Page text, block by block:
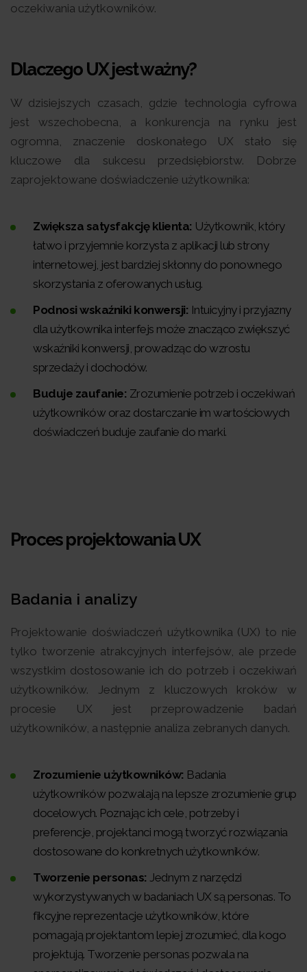
oczekiwania użytkowników.
Dlaczego UX jest ważny?
W dzisiejszych czasach, gdzie technologia cyfrowa
jest wszechobecna, a konkurencja na rynku jest
ogromna, znaczenie doskonałego UX stało się
kluczowe dla sukcesu przedsiębiorstw. Dobrze
zaprojektowane doświadczenie użytkownika:
Zwiększa satysfakcję klienta: Użytkownik, który
łatwo i przyjemnie korzysta z aplikacji lub strony
internetowej, jest bardziej skłonny do ponownego
skorzystania z oferowanych usług.
Podnosi wskaźniki konwersji: Intuicyjny i przyjazny
dla użytkownika interfejs może znacząco zwiększyć
wskaźniki konwersji, prowadząc do wzrostu
sprzedaży i dochodów.
Buduje zaufanie: Zrozumienie potrzeb i oczekiwań
użytkowników oraz dostarczanie im wartościowych
doświadczeń buduje zaufanie do marki.
Proces projektowania UX
Badania i analizy
Projektowanie doświadczeń użytkownika (UX) to nie
tylko tworzenie atrakcyjnych interfejsów, ale przede
wszystkim dostosowanie ich do potrzeb i oczekiwań
użytkowników. Jednym z kluczowych kroków w
procesie UX jest przeprowadzenie badań
użytkowników, a następnie analiza zebranych danych.
Zrozumienie użytkowników: Badania
użytkowników pozwalają na lepsze zrozumienie grup
docelowych. Poznając ich cele, potrzeby i
preferencje, projektanci mogą tworzyć rozwiązania
dostosowane do konkretnych użytkowników.
Tworzenie personas: Jednym z narzędzi
wykorzystywanych w badaniach UX są personas. To
fikcyjne reprezentacje użytkowników, które
pomagają projektantom lepiej zrozumieć, dla kogo
projektują. Tworzenie personas pozwala na